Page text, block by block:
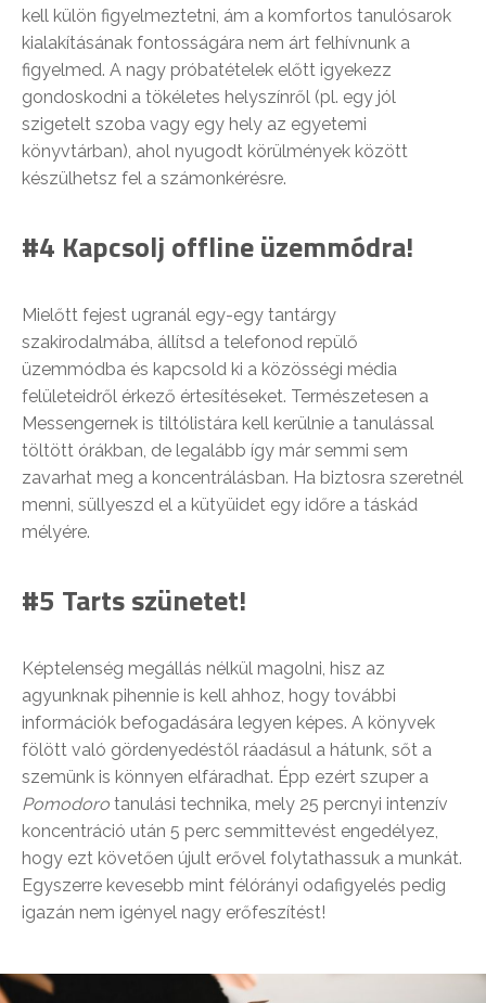
kell külön figyelmeztetni, ám a komfortos tanulósarok
kialakításának fontosságára nem árt felhívnunk a
figyelmed. A nagy próbatételek előtt igyekezz
gondoskodni a tökéletes helyszínről (pl. egy jól
szigetelt szoba vagy egy hely az egyetemi
könyvtárban), ahol nyugodt körülmények között
készülhetsz fel a számonkérésre.
#4 Kapcsolj offline üzemmódra!
Mielőtt fejest ugranál egy-egy tantárgy
szakirodalmába, állítsd a telefonod repülő
üzemmódba és kapcsold ki a közösségi média
felületeidről érkező értesítéseket. Természetesen a
Messengernek is tiltólistára kell kerülnie a tanulással
töltött órákban, de legalább így már semmi sem
zavarhat meg a koncentrálásban. Ha biztosra szeretnél
menni, süllyeszd el a kütyüidet egy időre a táskád
mélyére.
#5 Tarts szünetet!
Képtelenség megállás nélkül magolni, hisz az
agyunknak pihennie is kell ahhoz, hogy további
információk befogadására legyen képes. A könyvek
fölött való gördenyedéstől ráadásul a hátunk, sőt a
szemünk is könnyen elfáradhat. Épp ezért szuper a
Pomodoro tanulási technika, mely 25 percnyi intenzív
koncentráció után 5 perc semmittevést engedélyez,
hogy ezt követően újult erővel folytathassuk a munkát.
Egyszerre kevesebb mint félórányi odafigyelés pedig
igazán nem igényel nagy erőfeszítést!